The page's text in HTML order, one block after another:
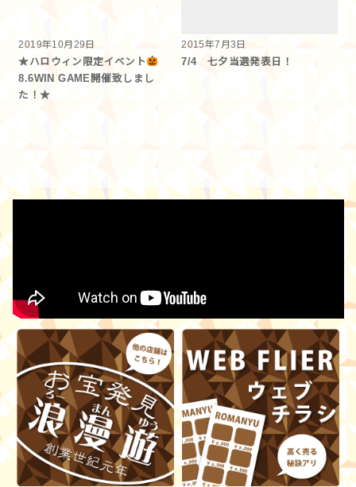
2019年10月29日
★ハロウィン限定イベント
8.6WIN GAME開催致しまし
た！★
2015年7月3日
7/4 七夕当選発表日！